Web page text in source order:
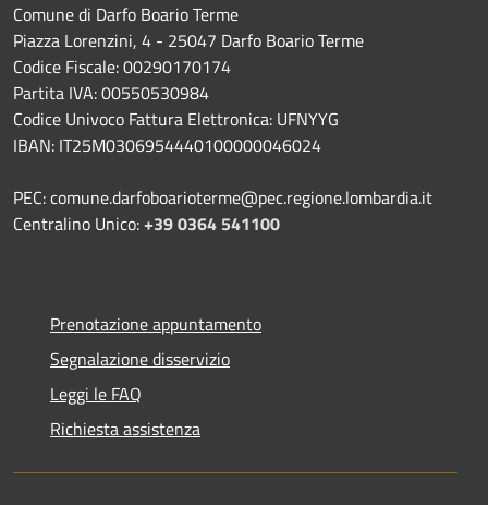
Comune di Darfo Boario Terme
Piazza Lorenzini, 4 - 25047 Darfo Boario Terme
Codice Fiscale: 00290170174
Partita IVA: 00550530984
Codice Univoco Fattura Elettronica: UFNYYG
IBAN: IT25M0306954440100000046024
PEC: comune.darfoboarioterme@pec.regione.lombardia.it
Centralino Unico:+39 0364 541100
Prenotazione appuntamento
Segnalazione disservizio
Leggi le FAQ
Richiesta assistenza